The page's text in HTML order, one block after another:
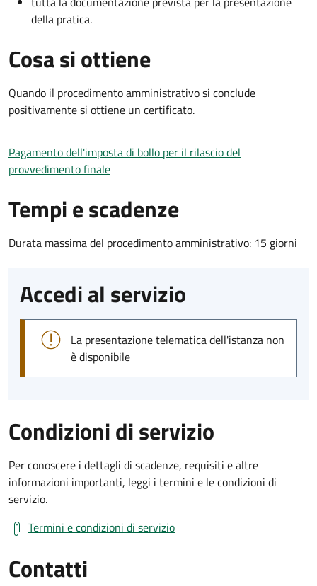
della pratica.
Cosa si ottiene
Quando il procedimento amministrativo si conclude
positivamente si ottiene un certificato.
Pagamento dell'imposta di bollo per il rilascio del
provvedimento finale
Tempi e scadenze
Durata massima del procedimento amministrativo: 15 giorni
Accedi al servizio
La presentazione telematica dell'istanza non
è disponibile
Condizioni di servizio
Per conoscere i dettagli di scadenze, requisiti e altre
informazioni importanti, leggi i termini e le condizioni di
servizio.
Termini e condizioni di servizio
Contatti